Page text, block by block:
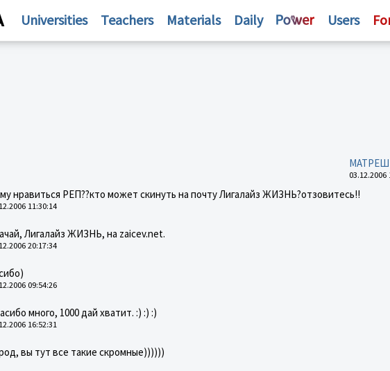
Universities Teachers Materials Daily Users
03.12.2006
нравиться РЕП??кто может скинуть на почту Лигалайз ЖИЗНЬ?отзовитесь!!
11:30:14
Лигалайз ЖИЗНЬ, на zaicev.net.
20:17:34
09:54:26
много, 1000 дай хватит. :) :) :)
16:52:31
вы тут все такие скромные))))))